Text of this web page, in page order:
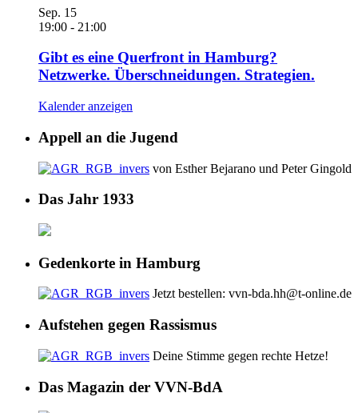
Sep. 15
19:00 - 21:00
Gibt es eine Querfront in Hamburg?
Netzwerke. Überschneidungen. Strategien.
Kalender anzeigen
Appell an die Jugend
von Esther Bejarano und Peter Gingold
Das Jahr 1933
Gedenkorte in Hamburg
Jetzt bestellen: vvn-bda.hh@t-online.de
Aufstehen gegen Rassismus
Deine Stimme gegen rechte Hetze!
Das Magazin der VVN-BdA